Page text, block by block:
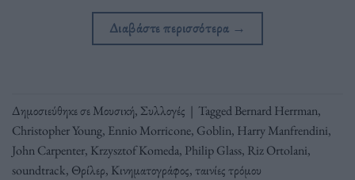
Διαβάστε περισσότερα →
Δημοσιεύθηκε σεΜουσική, Συλλογές | TaggedBernard Herrman,
Christopher Young, Ennio Morricone, Goblin, Harry Manfrendini,
John Carpenter, Krzysztof Komeda, Philip Glass, Riz Ortolani,
soundtrack, Θρίλερ, Κινηματογράφος,ταινίες τρόμου